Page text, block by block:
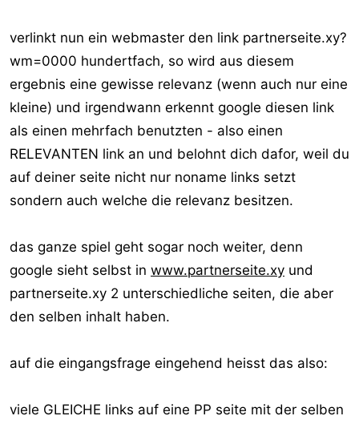
verlinkt nun ein webmaster den link partnerseite.xy?
wm=0000 hundertfach, so wird aus diesem
ergebnis eine gewisse relevanz (wenn auch nur eine
kleine) und irgendwann erkennt google diesen link
als einen mehrfach benutzten - also einen
RELEVANTEN link an und belohnt dich dafor, weil du
auf deiner seite nicht nur noname links setzt
sondern auch welche die relevanz besitzen.
das ganze spiel geht sogar noch weiter, denn
google sieht selbst in www.partnerseite.xy und
partnerseite.xy 2 unterschiedliche seiten, die aber
den selben inhalt haben.
auf die eingangsfrage eingehend heisst das also:
viele GLEICHE links auf eine PP seite mit der selben